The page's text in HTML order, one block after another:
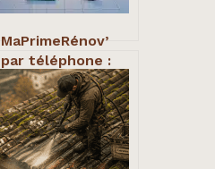
MaPrimeRénov’
par téléphone :
comment joindre
un conseiller,
préparer votre
dossier et éviter
les erreurs ?